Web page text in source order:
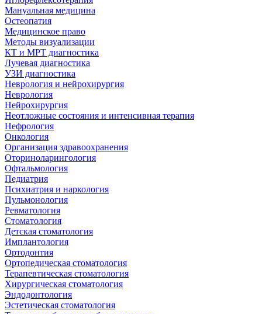
Мануальная медицина
Остеопатия
Медицинское право
Методы визуализации
КТ и МРТ диагностика
Лучевая диагностика
УЗИ диагностика
Неврология и нейрохирургия
Неврология
Нейрохирургия
Неотложные состояния и интенсивная терапия
Нефрология
Онкология
Организация здравоохранения
Оториноларингология
Офтальмология
Педиатрия
Психиатрия и наркология
Пульмонология
Ревматология
Стоматология
Детская стоматология
Имплантология
Ортодонтия
Ортопедическая стоматология
Терапевтическая стоматология
Хирургическая стоматология
Эндодонтология
Эстетическая стоматология